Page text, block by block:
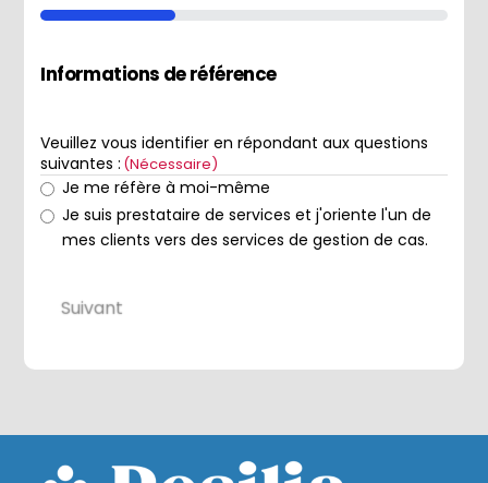
33%
Informations de référence
Veuillez vous identifier en répondant aux questions
suivantes : (Nécessaire)
Je me réfère à moi-même
Je suis prestataire de services et j'oriente l'un de
mes clients vers des services de gestion de cas.
Suivant